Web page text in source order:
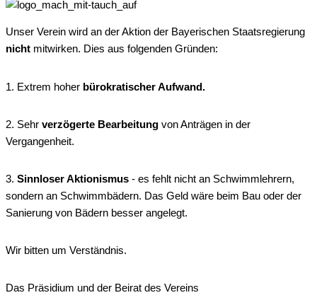
Unser Verein wird an der Aktion der Bayerischen Staatsregierung
nicht mitwirken. Dies aus folgenden Gründen:
1. Extrem hoher bürokratischer Aufwand.
2. Sehr verzögerte Bearbeitung von Anträgen in der
Vergangenheit.
3. Sinnloser Aktionismus - es fehlt nicht an Schwimmlehrern,
sondern an Schwimmbädern. Das Geld wäre beim Bau oder der
Sanierung von Bädern besser angelegt.
Wir bitten um Verständnis.
Das Präsidium und der Beirat des Vereins